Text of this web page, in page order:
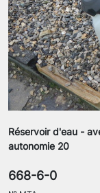
Réservoir d'eau -
autonomie 20
668-6-0